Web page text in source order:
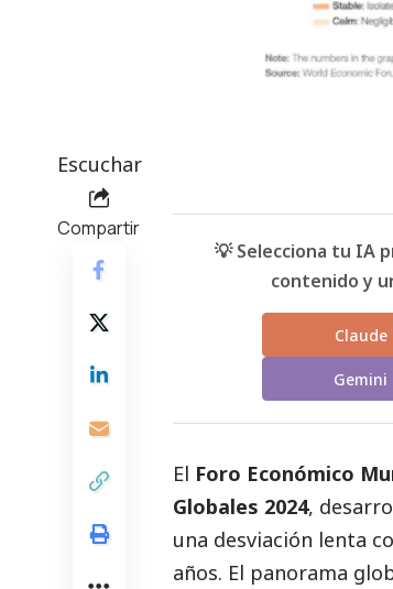
Escuchar
Compartir
💡 Selecciona tu IA
contenido y
Claude
Gemini
El Foro Económico
Globales 2024,
una desviación lenta
años. El panorama